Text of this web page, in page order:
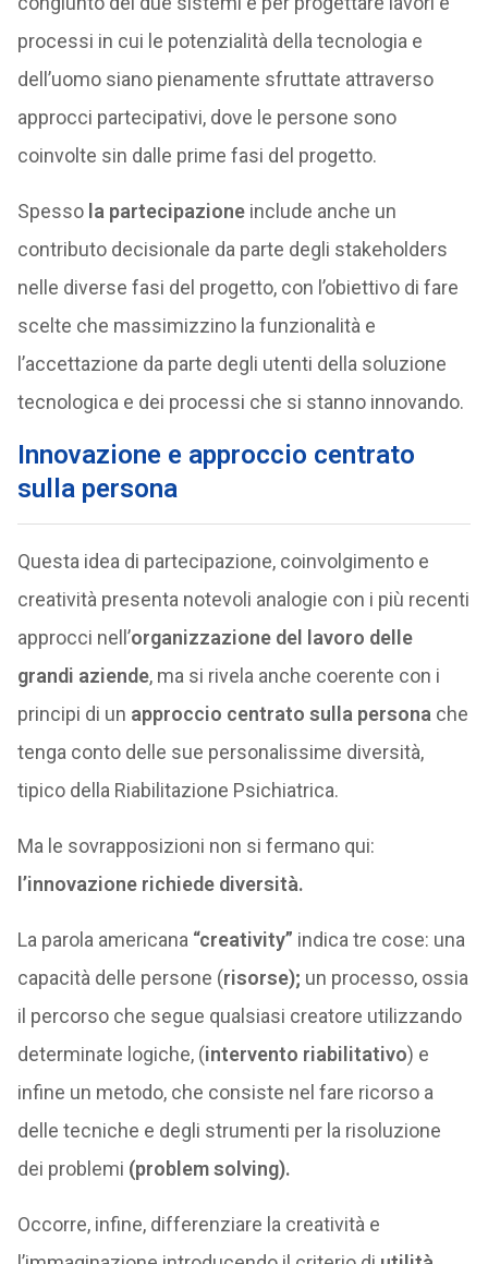
processi in cui le potenzialità della tecnologia e
dell’uomo siano pienamente sfruttate attraverso
approcci partecipativi, dove le persone sono
coinvolte sin dalle prime fasi del progetto.
Spesso la partecipazioneinclude anche un
contributo decisionale da parte degli stakeholders
nelle diverse fasi del progetto, con l’obiettivo di fare
scelte che massimizzino la funzionalità e
l’accettazione da parte degli utenti della soluzione
tecnologica e dei processi che si stanno innovando.
Innovazione e approccio centrato
sulla persona
Questa idea di partecipazione, coinvolgimento e
creatività presenta notevoli analogie con i più recenti
approcci nell’organizzazione del lavoro delle
grandi aziende, ma si rivela anche coerente con i
principi di un approccio centrato sulla persona che
tenga conto delle sue personalissime diversità,
tipico della Riabilitazione Psichiatrica.
Ma le sovrapposizioni non si fermano qui:
l’innovazione richiede diversità.
La parola americana “creativity” indica tre cose: una
capacità delle persone (risorse); un processo, ossia
il percorso che segue qualsiasi creatore utilizzando
determinate logiche, (intervento riabilitativo) e
infine un metodo, che consiste nel fare ricorso a
delle tecniche e degli strumenti per la risoluzione
dei problemi (problem solving).
Occorre, infine, differenziare la creatività e